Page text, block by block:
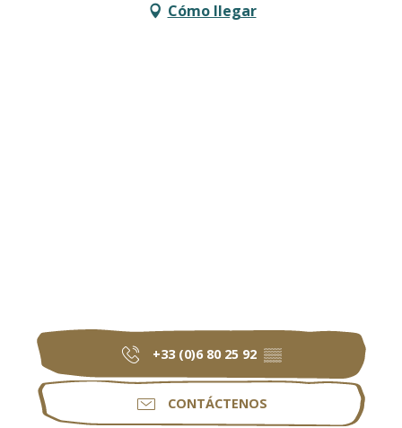
Cómo llegar
+33 (0)6 80 25 92 ▒▒
CONTÁCTENOS